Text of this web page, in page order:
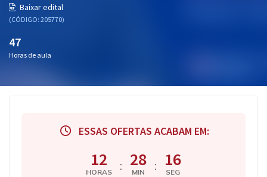
Aprovados
Baixar edital
(CÓDIGO: 205770)
47
Horas de aula
ESSAS OFERTAS ACABAM EM:
12
HORAS : 28
MIN : 15
SEG